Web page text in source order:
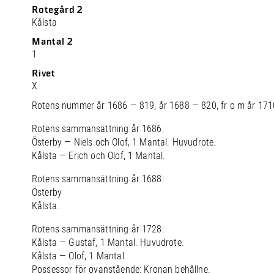
Rotegård 2
Kålsta
Mantal 2
1
Rivet
X
Rotens nummer år 1686 — 819, år 1688 — 820, fr o m år
Rotens sammansättning år 1686:
Österby — Niels och Olof, 1 Mantal. Huvudrote.
Kålsta — Erich och Olof, 1 Mantal.
Rotens sammansättning år 1688:
Österby
Kålsta.
Rotens sammansättning år 1728:
Kålsta — Gustaf, 1 Mantal. Huvudrote.
Kålsta — Olof, 1 Mantal.
Possessor för ovanstående: Kronan behållne.